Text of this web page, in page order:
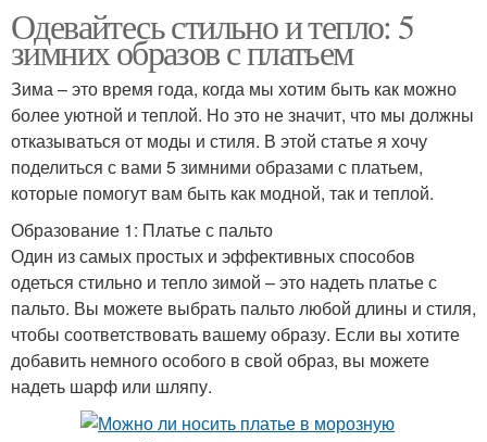
Одевайтесь стильно и тепло: 5
зимних образов с платьем
Зима – это время года, когда мы хотим быть как можно
более уютной и теплой. Но это не значит, что мы должны
отказываться от моды и стиля. В этой статье я хочу
поделиться с вами 5 зимними образами с платьем,
которые помогут вам быть как модной, так и теплой.
Образование 1: Платье с пальто
Один из самых простых и эффективных способов
одеться стильно и тепло зимой – это надеть платье с
пальто. Вы можете выбрать пальто любой длины и стиля,
чтобы соответствовать вашему образу. Если вы хотите
добавить немного особого в свой образ, вы можете
надеть шарф или шляпу.